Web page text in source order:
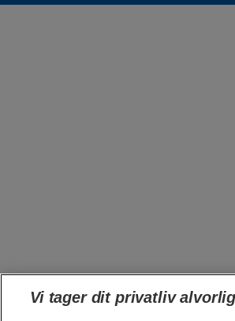
Vi tager dit privatliv